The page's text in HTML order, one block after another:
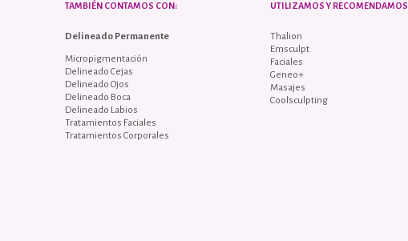
TAMBIÉN CONTAMOS CON:
Delineado Permanente
Micropigmentación
Delineado Cejas
Delineado Ojos
Delineado Boca
Delineado Labios
Tratamientos Faciales
Tratamientos Corporales
UTILIZAMOS Y RECOMENDAMOS
Thalion
Emsculpt
Faciales
Geneo+
Masajes
Coolsculpting